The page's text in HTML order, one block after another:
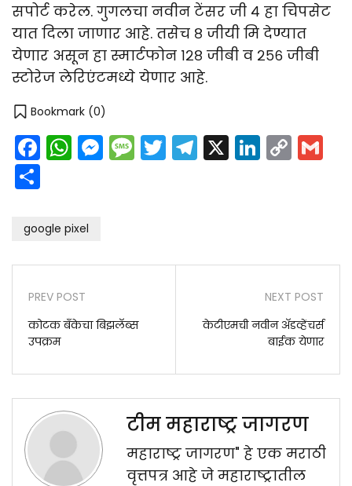
सपोर्ट करेल. गुगलचा नवीन टेंसर जी ४ हा चिपसेट
यात दिला जाणार आहे. तसेच ८ जीयी मि देण्यात
येणार असून हा स्मार्टफोन १२८ जीबी व २५६ जीबी
स्टोरेज लेरिएंटमध्ये येणार आहे.
Bookmark (0)
Facebook
WhatsApp
Messenger
Message
Twitter
Telegram
X
Link
google pixel
PREV POST
कोटक बँकेचा बिझलॅब्स
उपक्रम
NEXT POST
केटीएमची नवीन अ‍ॅडव्हेंचर्स
बाईक येणार
टीम महाराष्ट्र जागरण
महाराष्ट्र जागरण" हे एक मराठी
वृत्तपत्र आहे जे महाराष्ट्रातील